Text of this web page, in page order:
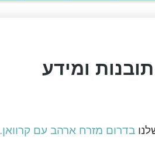
ומידע
בדרום מזרח ארהב עם קרוואן.